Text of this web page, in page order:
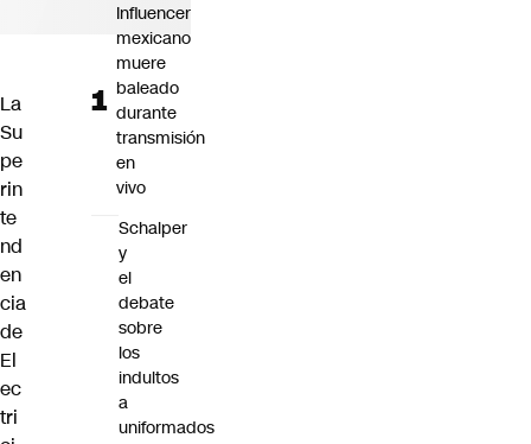
La
Su
pe
rin
te
nd
en
cia
de
El
ec
tri
Influencer
mexicano
muere
baleado
durante
transmisión
en
vivo
Schalper
y
el
debate
sobre
los
indultos
a
uniformados